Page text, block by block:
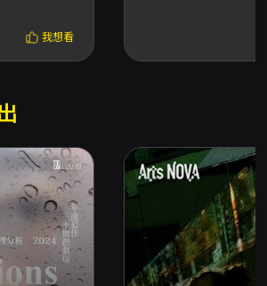
週二）19:30場次演出中將同步錄
請注意錄影事宜。 購票與取票： -
帳，請先於售票平台註冊成為會
若有「需使用文化幣折抵」等限
定分銷通路購票。超商購票（7-
、全家 FamiPort、萊爾富 Life-
腦自動選位，每筆訂單最多可訂購
商購票每張票券需於超商支付 10 元
特殊席別（如輪椅席及陪同席）或
制的折扣方案，無法於超商購買，
頁面說明為準。 - 取票方式：實際
我想看